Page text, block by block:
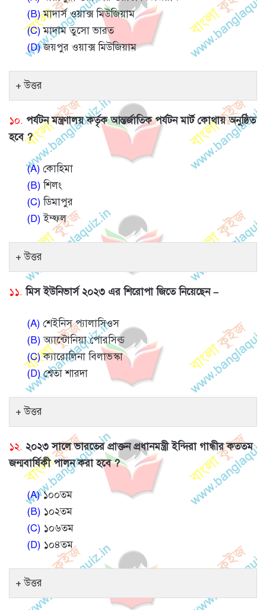
(B)মাদার্স ওয়াক্স মিউজিয়াম
(C)মাদাম তুসো ভারত
(D)জয়পুর ওয়াক্স মিউজিয়াম
উত্তর
১০. পর্যটন মন্ত্রণালয় কর্তৃক আন্তর্জাতিক পর্যটন মার্ট কোথায় অনুষ্ঠিত
হবে ?
(A) কোহিমা
(B)শিলং
(C)ডিমাপুর
(D)ইম্ফল
উত্তর
১১. মিস ইউনিভার্স ২০২৩ এর শিরোপা জিতে নিয়েছেন –
(A) শেইনিস প্যালাসিওস
(B)অ্যান্টোনিয়া পোরসিল্ড
(C)ক্যারোলিনা বিলাভস্কা
(D)শ্বেতা শারদা
উত্তর
১২. ২০২৩ সালে ভারতের প্রাক্তন প্রধানমন্ত্রী ইন্দিরা গান্ধীর কততম
জন্মবার্ষিকী পালন করা হবে ?
(A)১০০তম
(B) ১০২তম
(C) ১০৬তম
(D) ১০৪তম
উত্তর